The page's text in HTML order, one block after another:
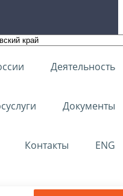
Деятельность
Документы
Контакты ENG